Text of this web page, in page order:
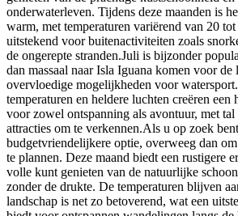
onderwaterleven. Tijdens deze maanden is
warm, met temperaturen variërend van 20
uitstekend voor buitenactiviteiten zoals
de ongerepte stranden.Juli is bijzonder
dan massaal naar Isla Iguana komen voor de
overvloedige mogelijkheden voor
temperaturen en heldere luchten creëren
voor zowel ontspanning als avontuur, met tal
attracties om te verkennen.Als u op zoek
budgetvriendelijkere optie, overweeg dan
te plannen. Deze maand biedt een rustigere
volle kunt genieten van de natuurlijke
zonder de drukte. De temperaturen blijven
landschap is net zo betoverend, wat een